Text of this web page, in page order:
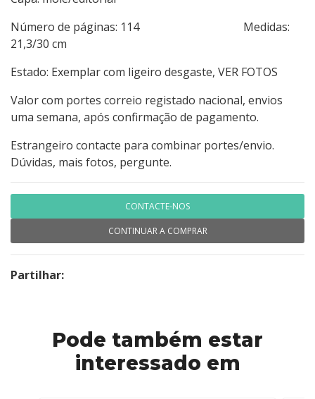
Número de páginas: 114 Medidas:
21,3/30 cm
Estado: Exemplar com ligeiro desgaste, VER FOTOS
Valor com portes correio registado nacional, envios
uma semana, após confirmação de pagamento.
Estrangeiro contacte para combinar portes/envio.
Dúvidas, mais fotos, pergunte.
CONTACTE-NOS
CONTINUAR A COMPRAR
Partilhar:
Pode também estar
interessado em